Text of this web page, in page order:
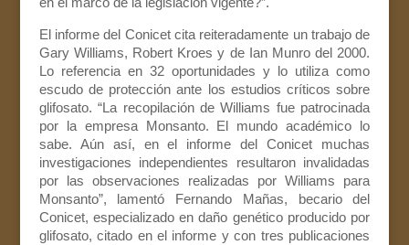
El informe del Conicet cita reiteradamente un trabajo de
Gary Williams, Robert Kroes y de Ian Munro del 2000.
Lo referencia en 32 oportunidades y lo utiliza como
escudo de protección ante los estudios críticos sobre
glifosato. “La recopilación de Williams fue patrocinada
por la empresa Monsanto. El mundo académico lo
sabe. Aún así, en el informe del Conicet muchas
investigaciones independientes resultaron invalidadas
por las observaciones realizadas por Williams para
Monsanto”, lamentó Fernando Mañas, becario del
Conicet, especializado en daño genético producido por
glifosato, citado en el informe y con tres publicaciones